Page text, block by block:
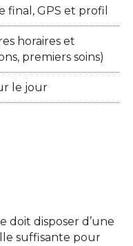
final, GPS et profil
horaires et
premiers soins)
le jour
doit disposer d’une
suffisante pour